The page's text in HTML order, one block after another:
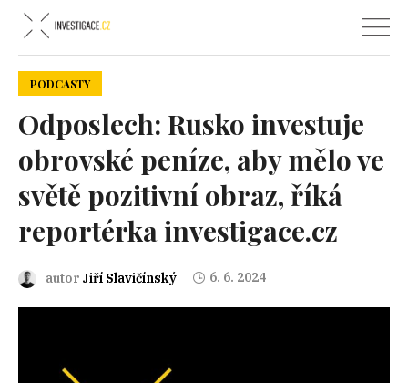
PODCASTY
Odposlech: Rusko investuje
obrovské peníze, aby mělo ve
světě pozitivní obraz, říká
reportérka investigace.cz
autor Jiří Slavičínský 6. 6. 2024